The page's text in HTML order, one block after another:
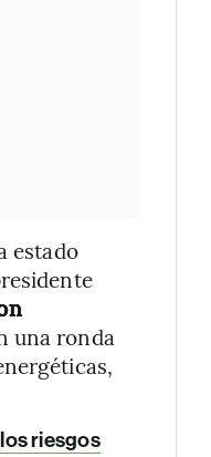
estado
una ronda
riesgos